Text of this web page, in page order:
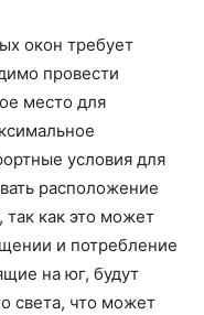
окон требует
провести
место для
условия для
расположение
так как это может
и потребление
на юг, будут
света, что может